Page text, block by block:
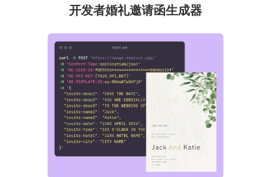
开发者婚礼邀请函生成器